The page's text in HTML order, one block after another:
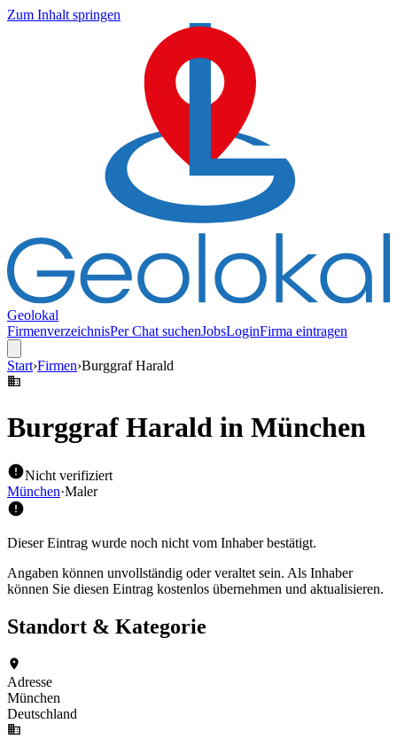
Zum Inhalt springen
Geolokal
FirmenverzeichnisPer Chat suchenJobsLoginFirma eintragen
Start›Firmen›Burggraf Harald
Burggraf Harald in München
Nicht verifiziert
München·Maler
Dieser Eintrag wurde noch nicht vom Inhaber bestätigt.
Angaben können unvollständig oder veraltet sein. Als Inhaber
können Sie diesen Eintrag kostenlos übernehmen und aktualisieren.
Standort & Kategorie
Adresse
München
Deutschland